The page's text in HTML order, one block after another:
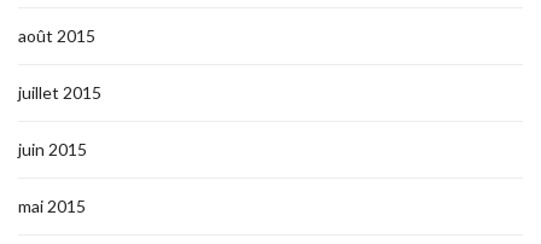
août 2015
juillet 2015
juin 2015
mai 2015